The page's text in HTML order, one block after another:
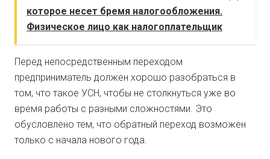
которое несет бремя налогообложения.
Физическое лицо как налогоплательщик
Перед непосредственным переходом
предприниматель должен хорошо разобраться в
том, что такое УСН, чтобы не столкнуться уже во
время работы с разными сложностями. Это
обусловлено тем, что обратный переход возможен
только с начала нового года.